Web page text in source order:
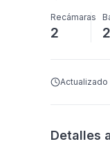
Recámaras
2 2
Actualizado
Detalles